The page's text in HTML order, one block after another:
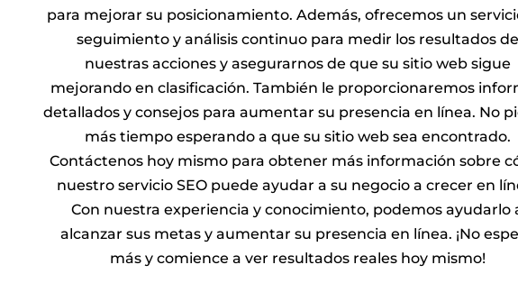
para mejorar su posicionamiento. Además, ofrecemos un
seguimiento y análisis continuo para medir los resultados de
nuestras acciones y asegurarnos de que su sitio web sigue
mejorando en clasificación. También le proporcionaremos
detallados y consejos para aumentar su presencia en línea. No
más tiempo esperando a que su sitio web sea encontrado.
Contáctenos hoy mismo para obtener más información sobre
nuestro servicio SEO puede ayudar a su negocio a crecer en
Con nuestra experiencia y conocimiento, podemos ayudarlo
alcanzar sus metas y aumentar su presencia en línea. ¡No
más y comience a ver resultados reales hoy mismo!